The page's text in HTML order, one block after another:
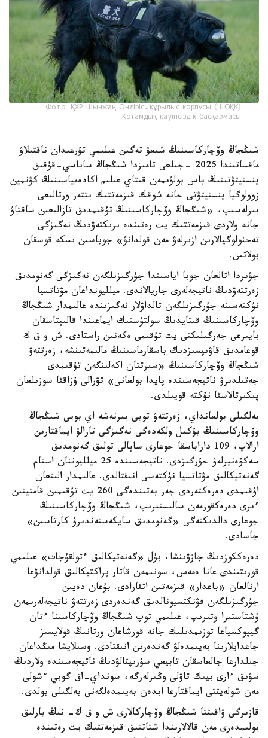
Фото: ҚХР Шыңжаң Өндіріс-құрылыс корпусы (ШӨҚК)
Қоғамдық қауіпсіздік басқармасы
شىڭجاڭ وۆچاركاسىنىڭ شىعۋ تەگىن عىلىمي تۇرعىدان ناقتىلاۋ
ماقساتىندا 2025 -جىلعى تامىزدا شىڭجاڭ ساياسي-قۇقىق
ينستيتۋتىنىڭ باس بولۋىمەن قىتاي عىلىم اكادەمياسىنىڭ كۋنمين
زوولوگيا ينستيتۋتى جانە شوقك قىزمەتتىك يتتەر ورتالىعى
بىرلەسىپ، «شىڭجاڭ وۆچاركاسىنىڭ تۇقىمدىق تازالىعىن ساقتاۋ
جانە ولاردى قىزمەتتىك يت رەتىندە ىرىكتەۋدىڭ نەگىزگى
تەحنولوگيالارىن ازىرلەۋ مەن قولدانۋ» جوباسىن ىسكە قوسقان
بولاتىن.
جۋىردا اتالعان جوبا اياسىندا جۇرگىزىلگەن نەگىزگى گەنومدىق
زەرتتەۋدىڭ ناتيجەلەرى جاريالاندى. ميلليونداعان مۋتاتسيا
نۇكتەسىنە جۇرگىزىلگەن تالداۋلار نەگىزىندە عالىمدار شىڭجاڭ
وۆچاركاسىنىڭ قىتايدىڭ سولتۇستىك ايماعىندا قالىپتاسقان
بايىرعى جەرگىلىكتى يت تۇقىمى ەكەنىن راستادى. ش و ق ك
قوعامدىق قاۋىپسىزدىك باسقارماسىنىڭ مالىمەتىنشە، زەرتتەۋ
شىڭجاڭ وۆچاركاسىنىڭ «سىرتتان اكەلىنگەن تۇقىمدى
جەتىلدىرۋ ناتيجەسىندە پايدا بولعانى» تۋرالى ۇزاققا سوزىلعان
پىكىرتالاسقا نۇكتە قويىلدى.
بەلگىلى بولعانداي، زەرتتەۋ توبى بىرنەشە اي بويى شىڭجاڭ
وۆچاركاسىنىڭ بۇكىل ولكەدەگى نەگىزگى تارالۋ ايماقتارىن
ارالاپ، 109 داراباسقا جوعارى ساپالى تولىق گەنومدىق
سەكۆەنيرلەۋ جۇرگىزدى. ناتيجەسىندە 25 ميلليوننان استام
گەنەتيكالىق مۋتاتسيا نۇكتەسى انىقتالدى. عالىمدار الىنعان
اۋقىمدى دەرەكتەردى جەر بەتىندەگى 260 يت تۇقىمىن قامتيتىن
ءىرى دەرەكقورمەن سالىستىرىپ، شىڭجاڭ وۆچاركاسىنىڭ
جوعارى دالدىكتەگى «گەنومدىق سايكەستەندىرۋ كارتاسىن»
جاسادى.
دەرەككوزدىڭ جازۋىنشا، بۇل «گەنەتيكالىق ءتولقۇجات» عىلىمي
قورىتىندى عانا ەمەس، سونىمەن قاتار پراكتيكالىق قولدانۋعا
ارنالعان «باعدار» قىزمەتىن اتقارادى. بۇعان دەيىن
جۇرگىزىلگەن فۋنكتسيونالدىق گەندەردى زەرتتەۋ ناتيجەلەرىمەن
ۇشتاستىرا وتىرىپ، عىلىمي توپ شىڭجاڭ وۆچاركاسىنا ءتان
گيپوكسياعا توزىمدىلىك جانە قورشاعان ورتانىڭ قولايسىز
جاعدايلارىنا بەيىمدەلۋ گەندەرىن انىقتادى. وسىلايشا مىڭداعان
جىلدارعا جالعاسقان تابيعي سۇرىپتالۋدىڭ ناتيجەسىندە ولاردىڭ
سۋىق ءارى بيىك تاۋلى وڭىرلەرگە، سونداي-اق گوبي ءشولى
مەن شولەيتتى ايماقتارعا ابدەن بەيىمدەلگەنى بەلگىلى بولدى.
قازىرگى ۋاقىتتا شىڭجاڭ وۆچاركالارى ش و ق ك- نىڭ بارلىق
بولىمدەرى مەن قالالارىندا شتاتتىق قىزمەتتىك يت رەتىندە